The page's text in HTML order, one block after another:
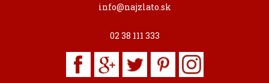
info@najzlato.sk
02 38 111 333